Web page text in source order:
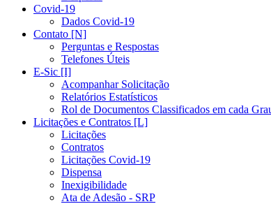
Covid-19
Dados Covid-19
Contato [N]
Perguntas e Respostas
Telefones Úteis
E-Sic [I]
Acompanhar Solicitação
Relatórios Estatísticos
Rol de Documentos Classificados em cada
Licitações e Contratos [L]
Licitações
Contratos
Licitações Covid-19
Dispensa
Inexigibilidade
Ata de Adesão - SRP